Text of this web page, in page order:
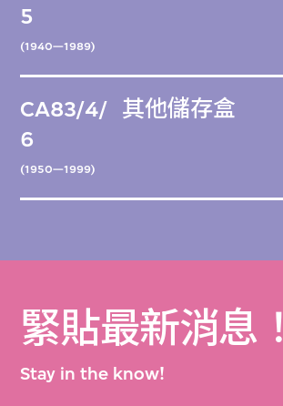
5
(1940—1989)
CA83/4/
6
(1950—1999)
其他儲存盒
緊貼最新消息！
Stay in the know!